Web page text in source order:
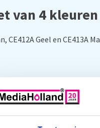
van 4 kleuren
CE412A Geel en CE413A